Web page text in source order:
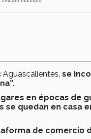
Aguascalientes, se
en épocas de
se quedan en casa
de comercio